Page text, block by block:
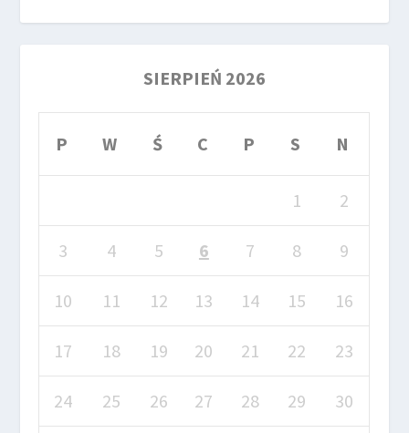
SIERPIEŃ 2026
P W Ś C P S N
1 2
3 4 5 6 7 8 9
10 11 12 13 14 15 16
17 18 19 20 21 22 23
24 25 26 27 28 29 30